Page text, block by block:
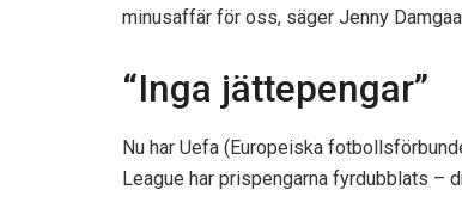
minusaffär för oss, säger Jenny
“Inga jättepengar”
Nu har Uefa (Europeiska
League har prispengarna fyrdubblats –